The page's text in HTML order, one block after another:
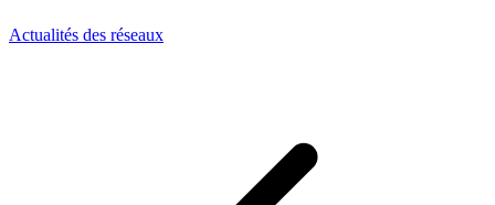
Actualités des réseaux